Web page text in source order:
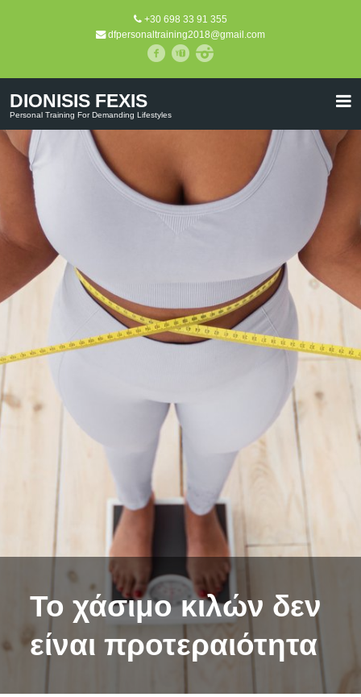
+30 698 33 91 355
dfpersonaltraining2018@gmail.com
DIONISIS FEXIS
Personal Training For Demanding Lifestyles
Το χάσιμο κιλών δεν
είναι προτεραιότητα